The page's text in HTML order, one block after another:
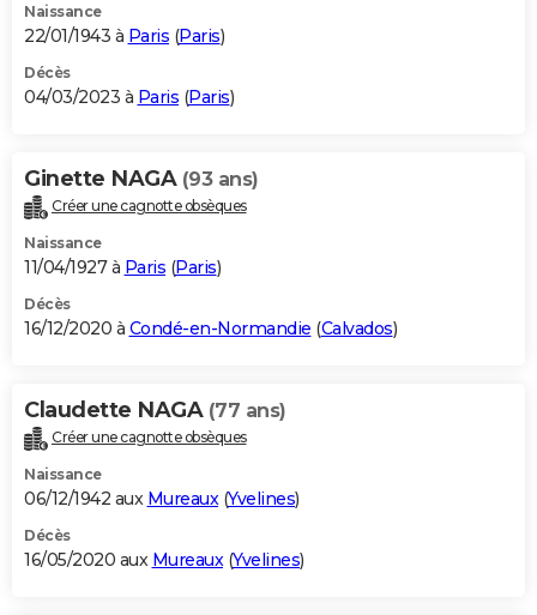
Naissance
22/01/1943 à Paris (Paris)
Décès
04/03/2023 à Paris (Paris)
Ginette NAGA (93 ans)
Créer une cagnotte obsèques
Naissance
11/04/1927 à Paris (Paris)
Décès
16/12/2020 à Condé-en-Normandie (Calvados)
Claudette NAGA (77 ans)
Créer une cagnotte obsèques
Naissance
06/12/1942 aux Mureaux (Yvelines)
Décès
16/05/2020 aux Mureaux (Yvelines)